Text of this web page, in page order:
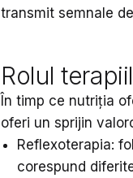
transmit semnale
Rolul
În timp ce nutriția
oferi un sprijin
Reflexoterapia:
corespund